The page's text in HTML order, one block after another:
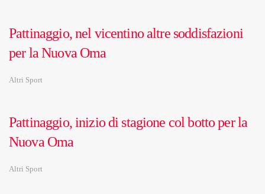
Pattinaggio, nel vicentino altre soddisfazioni
per la Nuova Oma
Altri Sport
Pattinaggio, inizio di stagione col botto per la
Nuova Oma
Altri Sport